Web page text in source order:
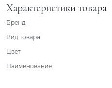
Характеристики товара
Бренд
Вид товара
Цвет
Наименование